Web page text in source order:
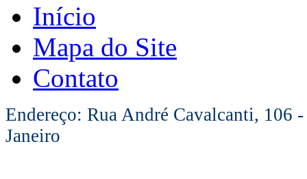
Início
Mapa do Site
Contato
Endereço: Rua André Cavalcanti, 106
Janeiro